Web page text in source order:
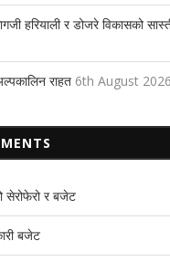
हरियाली र डोजरे विकासको
राहत 6th August 2026
सेरोफेरो र बजेट
बजेट